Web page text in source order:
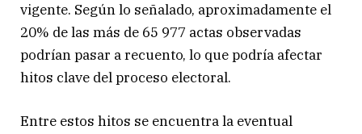
vigente. Según lo señalado, aproximadamente el
20% de las más de 65 977 actas observadas
podrían pasar a recuento, lo que podría afectar
hitos clave del proceso electoral.
Entre estos hitos se encuentra la eventual